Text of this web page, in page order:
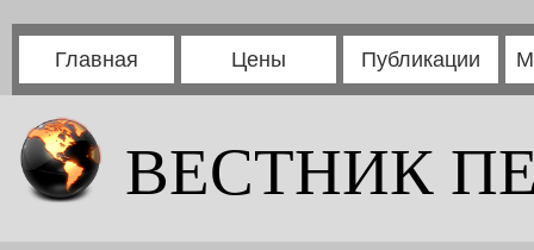
Главная Цены Публикации
ВЕСТНИК